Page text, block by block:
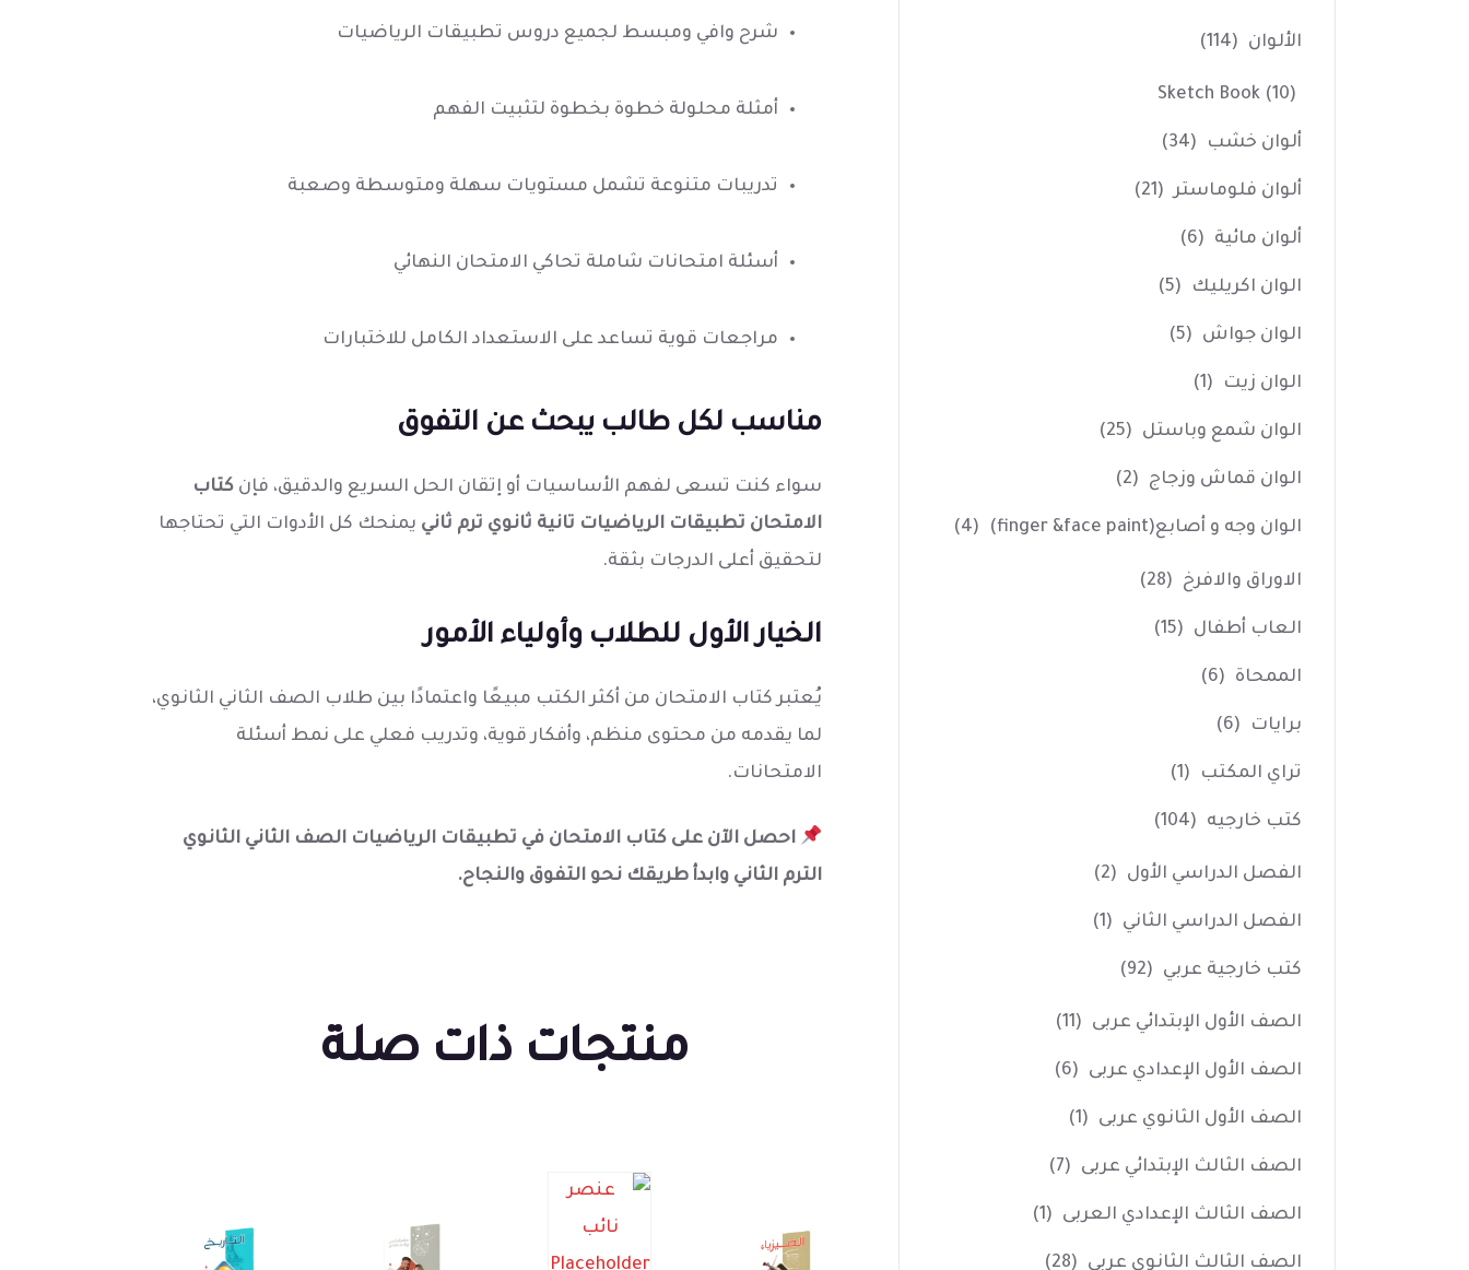
شرح وافي ومبسط لجميع دروس تطبيقات الرياضيات
أمثلة محلولة خطوة بخطوة لتثبيت الفهم
تدريبات متنوعة تشمل مستويات سهلة ومتوسطة وصعبة
أسئلة امتحانات شاملة تحاكي الامتحان النهائي
مراجعات قوية تساعد على الاستعداد الكامل للاختبارات
مناسب لكل طالب يبحث عن التفوق
سواء كنت تسعى لفهم الأساسيات أو إتقان الحل السريع والدقيق، فإن كتاب
الامتحان تطبيقات الرياضيات تانية ثانوي ترم ثاني يمنحك كل الأدوات التي تحتاجها
لتحقيق أعلى الدرجات بثقة.
الخيار الأول للطلاب وأولياء الأمور
يُعتبر كتاب الامتحان من أكثر الكتب مبيعًا واعتمادًا بين طلاب الصف الثاني الثانوي،
لما يقدمه من محتوى منظم، وأفكار قوية، وتدريب فعلي على نمط أسئلة
الامتحانات.
احصل الآن على كتاب الامتحان في تطبيقات الرياضيات الصف الثاني الثانوي
الترم الثاني وابدأ طريقك نحو التفوق والنجاح.
منتجات ذات صلة
الألوان (114)
Sketch Book (10)
ألوان خشب (34)
ألوان فلوماستر (21)
ألوان مائية (6)
الوان اكريليك (5)
الوان جواش (5)
الوان زيت (1)
الوان شمع وباستل (25)
الوان قماش وزجاج (2)
الوان وجه و أصابع(finger &face paint) (4)
الاوراق والافرخ (28)
العاب أطفال (15)
الممحاة (6)
برايات (6)
تراي المكتب (1)
كتب خارجيه (104)
الفصل الدراسي الأول (2)
الفصل الدراسي الثاني (1)
كتب خارجية عربي (92)
الصف الأول الإبتدائي عربى (11)
الصف الأول الإعدادي عربى (6)
الصف الأول الثانوي عربى (1)
الصف الثالث الإبتدائي عربى (7)
الصف الثالث الإعدادي العربى (1)
الصف الثالث الثانوي عربى (28)